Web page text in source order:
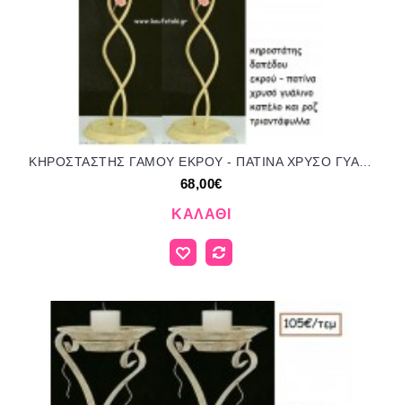
ΚΗΡΟΣΤΑΣΤΗΣ ΓΑΜΟΥ ΕΚΡΟΥ - ΠΑΤΙΝΑ ΧΡΥΣΟ ΓΥΑΛΙΝΟ ΚΑΠΕΛΟ ΚΑΙ ΡΟΖ ΤΡΙΑΝΤΑΦΥΛΛΑ ΑΡΤ Νο206/3743 68.00€!!!
68,00€
ΚΑΛΆΘΙ